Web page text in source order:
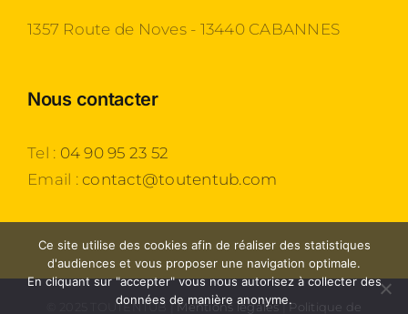
1357 Route de Noves - 13440 CABANNES
Nous contacter
Tel : 04 90 95 23 52
Email :contact@toutentub.com
© 2025 TOUTENTUB |Mentions légales|Politique de
Ce site utilise des cookies afin de réaliser des statistiques
d'audiences et vous proposer une navigation optimale.
En cliquant sur "accepter" vous nous autorisez à collecter des
données de manière anonyme.